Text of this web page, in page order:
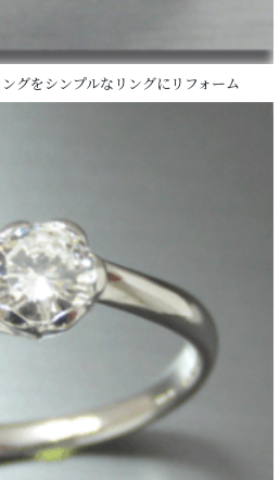
グをシンプルなリングにリフォーム